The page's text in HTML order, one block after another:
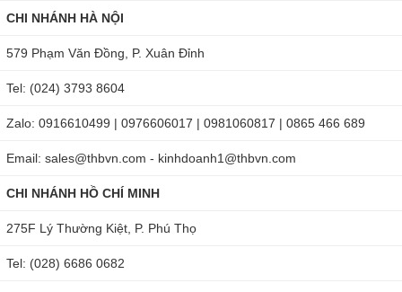
CHI NHÁNH HÀ NỘI
579 Phạm Văn Đồng, P. Xuân Đỉnh
Tel: (024) 3793 8604
Zalo: 0916610499 | 0976606017 | 0981060817 | 0865 466 689
Email: sales@thbvn.com - kinhdoanh1@thbvn.com
CHI NHÁNH HỒ CHÍ MINH
275F Lý Thường Kiệt, P. Phú Thọ
Tel: (028) 6686 0682